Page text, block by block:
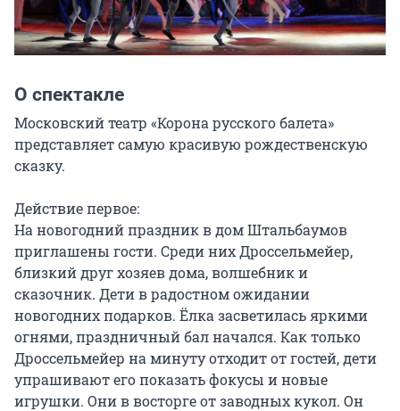
О спектакле
Московский театр «Корона русского балета»
представляет самую красивую рождественскую
сказку.
Действие первое:
На новогодний праздник в дом Штальбаумов
приглашены гости. Среди них Дроссельмейер,
близкий друг хозяев дома, волшебник и
сказочник. Дети в радостном ожидании
новогодних подарков. Ёлка засветилась яркими
огнями, праздничный бал начался. Как только
Дроссельмейер на минуту отходит от гостей, дети
упрашивают его показать фокусы и новые
игрушки. Они в восторге от заводных кукол. Он